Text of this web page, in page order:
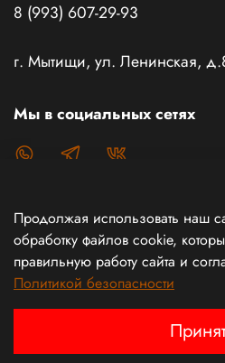
Каталог товаров
Информация
8 (993) 607-29-93
г. Мытищи, ул. Ленинская,
Мы в социальных сетях
Интернет магазин создан с
Продолжая использовать наш
обработку файлов cookie,
правильную работу сайта и
Политикой безопасности